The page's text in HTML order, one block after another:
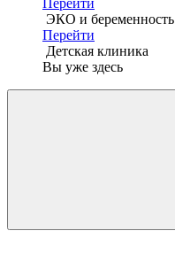
Перейти
ЭКО и беременность
Перейти
Детская клиника
Вы уже здесь